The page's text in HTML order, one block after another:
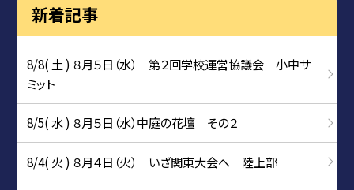
新着記事
8/8( 土 ) ８月５日（水） 第２回学校運営協議会 小中サ
ミット
8/5( 水 ) ８月５日（水）中庭の花壇 その２
8/4( 火 ) ８月４日（火） いざ関東大会へ 陸上部